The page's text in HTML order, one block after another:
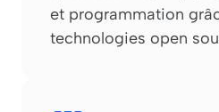
et programmation
technologies open